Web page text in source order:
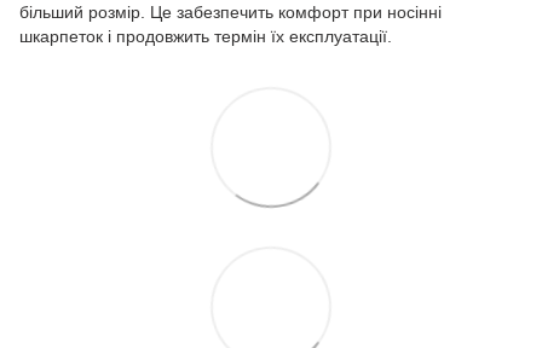
більший розмір. Це забезпечить комфорт при носінні
шкарпеток і продовжить термін їх експлуатації.